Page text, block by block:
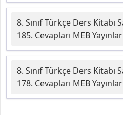
8. Sınıf Türkçe Ders Kitabı
185. Cevapları MEB
8. Sınıf Türkçe Ders Kitabı
178. Cevapları MEB